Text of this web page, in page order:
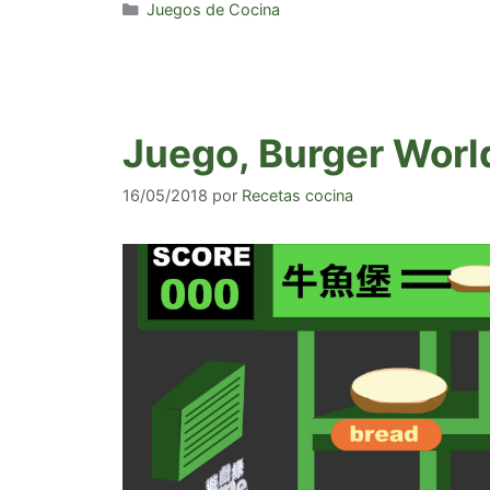
Categorías
Juegos de Cocina
Juego, Burger
16/05/2018 por Recetas cocina